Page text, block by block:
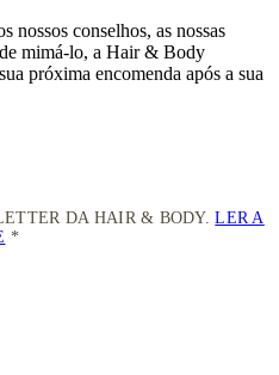
nossos conselhos, as nossas
mimá-lo, a Hair & Body
próxima encomenda após a sua
DA HAIR & BODY.LER A